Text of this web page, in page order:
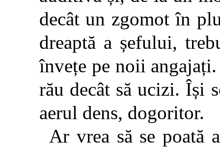
decât un zgomot în
dreaptă a șefului,
învețe pe noii
rău decât să ucizi. Își
aerul dens, dogoritor.
Ar vrea să se poată